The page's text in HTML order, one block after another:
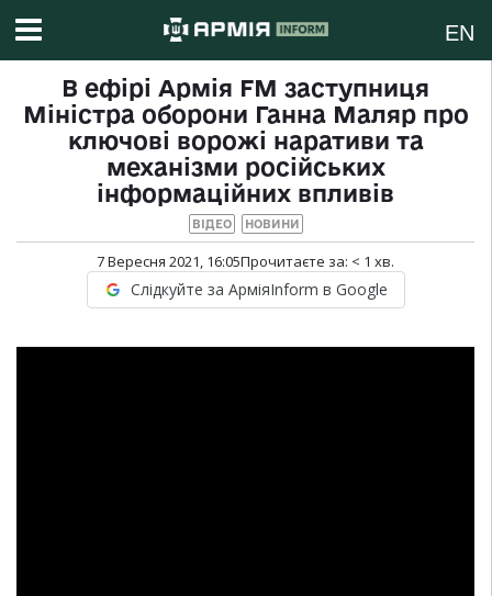
EN
В ефірі Армія FM заступниця
Міністра оборони Ганна Маляр про
ключові ворожі наративи та
механізми російських
інформаційних впливів
ВІДЕО НОВИНИ
7 Вересня 2021, 16:05Прочитаєте за: < 1 хв.
Слідкуйте за АрміяInform в Google